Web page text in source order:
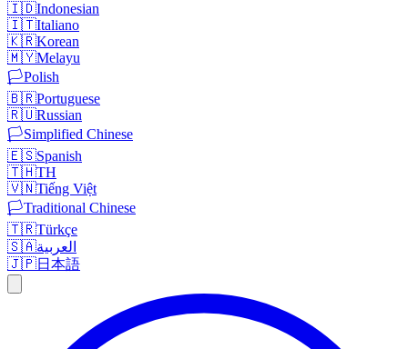
🇮🇩Indonesian
🇮🇹Italiano
🇰🇷Korean
🇲🇾Melayu
🏳️Polish
🇧🇷Portuguese
🇷🇺Russian
🏳️Simplified Chinese
🇪🇸Spanish
🇹🇭TH
🇻🇳Tiếng Việt
🏳️Traditional Chinese
🇹🇷Türkçe
🇸🇦العربية
🇯🇵日本語